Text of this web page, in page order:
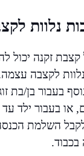
נלוות
זקנה יכול
לקצבה
בעבור בן/בת
השלמת
בכבוד.